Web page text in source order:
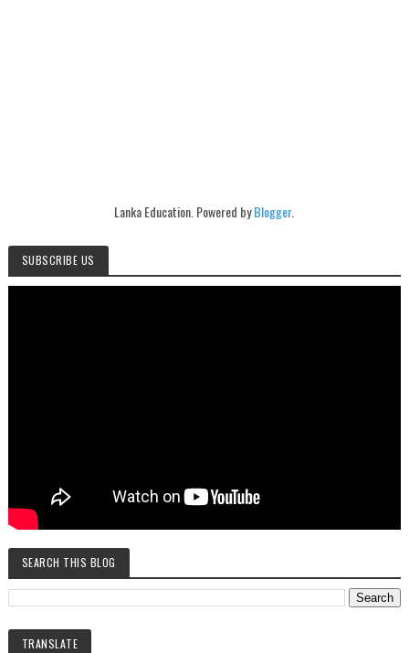
Lanka Education. Powered byBlogger.
SUBSCRIBE US
SEARCH THIS BLOG
TRANSLATE